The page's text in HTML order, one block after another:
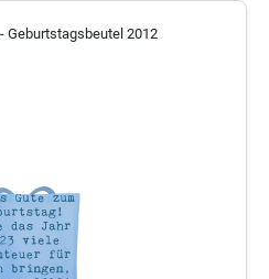
Geburtstagsbeutel 2012